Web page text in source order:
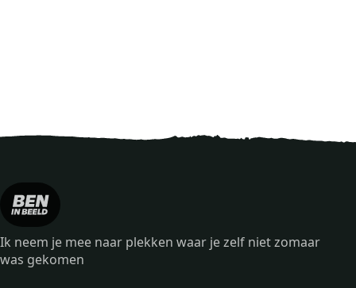
Ik neem je mee naar plekken waar je zelf niet zomaar
was gekomen